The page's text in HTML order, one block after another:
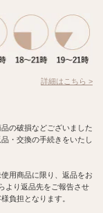
詳細はこちら >
の破損などございました
・交換の手続きをいたし
用商品に限り、返品をお
より返品先をご報告させ
負担となります。